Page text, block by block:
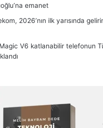
emanet
2026’nın ilk yarısında
V6 katlanabilir telefonun